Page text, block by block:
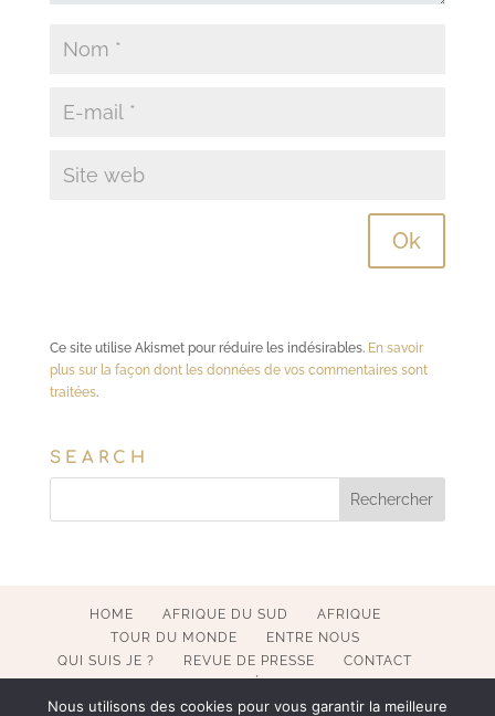
Ce site utilise Akismet pour réduire les indésirables. En savoir
plus sur la façon dont les données de vos commentaires sont
traitées.
SEARCH
HOME AFRIQUE DU SUD
AFRIQUE
TOUR DU MONDE
ENTRE NOUS
QUI SUIS JE ?
REVUE DE PRESSE
CONTACT
Nous utilisons des cookies pour vous garantir la meilleure